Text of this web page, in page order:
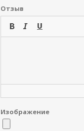
Отзыв
Изображение